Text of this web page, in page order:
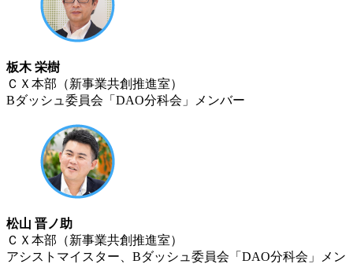
板木 栄樹
ＣＸ本部（新事業共創推進室）
Bダッシュ委員会「DAO分科会」メンバー
松山 晋ノ助
ＣＸ本部（新事業共創推進室）
アシストマイスター、Bダッシュ委員会「DAO分科会」メン